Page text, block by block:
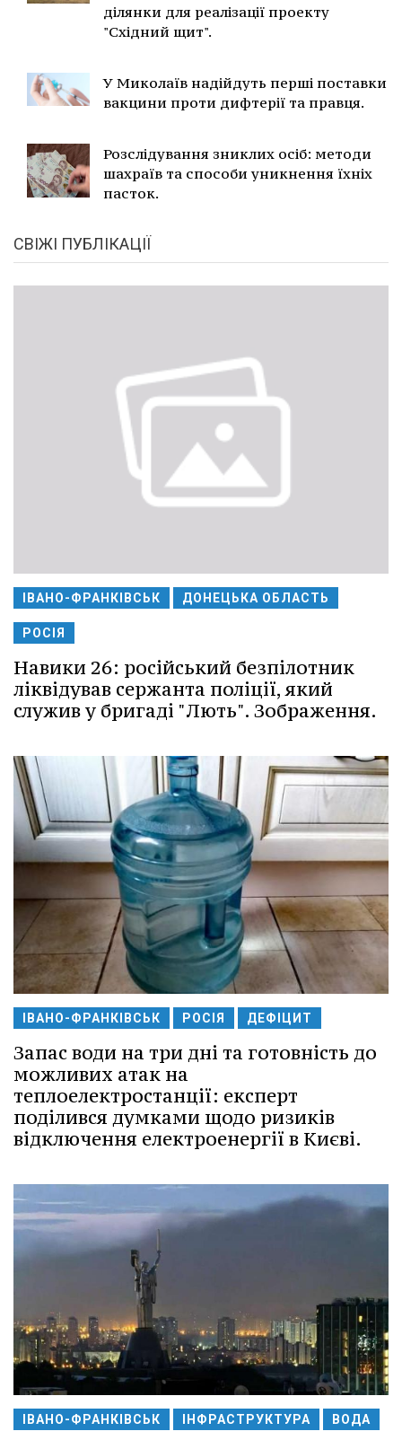
ділянки для реалізації проекту
"Східний щит".
У Миколаїв надійдуть перші поставки
вакцини проти дифтерії та правця.
Розслідування зниклих осіб: методи
шахраїв та способи уникнення їхніх
пасток.
СВІЖІ ПУБЛІКАЦІЇ
ІВАНО-ФРАНКІВСЬК ДОНЕЦЬКА ОБЛАСТЬ
РОСІЯ
Навики 26: російський безпілотник
ліквідував сержанта поліції, який
служив у бригаді "Лють". Зображення.
ІВАНО-ФРАНКІВСЬК РОСІЯ ДЕФІЦИТ
Запас води на три дні та готовність до
можливих атак на
теплоелектростанції: експерт
поділився думками щодо ризиків
відключення електроенергії в Києві.
ІВАНО-ФРАНКІВСЬК ІНФРАСТРУКТУРА ВОДА